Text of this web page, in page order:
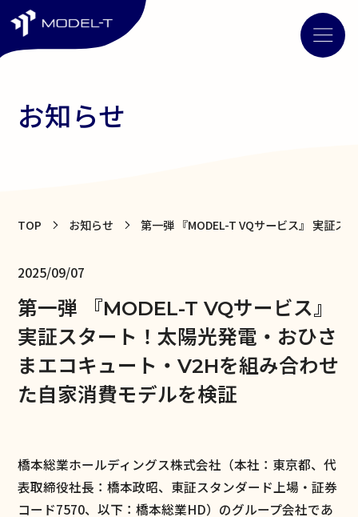
お知らせ
TOP お知らせ 第一弾 『MODEL-T VQサービス』 実証ス
2025/09/07
第一弾 『MODEL-T VQサービス』
実証スタート！太陽光発電・おひさ
まエコキュート・V2Hを組み合わせ
た自家消費モデルを検証
橋本総業ホールディングス株式会社（本社：東京都、代
表取締役社長：橋本政昭、東証スタンダード上場・証券
コード7570、以下：橋本総業HD）のグループ会社であ